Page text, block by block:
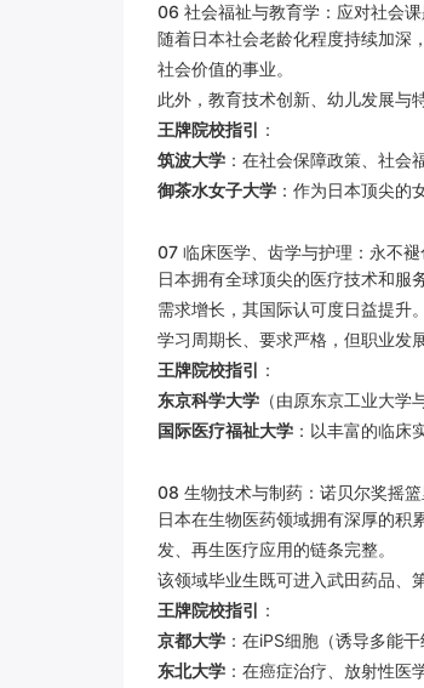
06 社会福祉与教育学：应对社会
随着日本社会老龄化程度持续加深
社会价值的事业。
此外，教育技术创新、幼儿发展与
王牌院校指引 ：
筑波大学 ：在社会保障政策、社会
御茶水女子大学 ：作为日本顶尖的
07 临床医学、齿学与护理：永不褪
日本拥有全球顶尖的医疗技术和服
需求增长，其国际认可度日益提升。
学习周期长、要求严格，但职业发
王牌院校指引 ：
东京科学大学 （由原东京工业大
国际医疗福祉大学 ：以丰富的临床
08 生物技术与制药：诺贝尔奖摇
日本在生物医药领域拥有深厚的积
发、再生医疗应用的链条完整。
该领域毕业生既可进入武田药品、
王牌院校指引 ：
京都大学 ：在iPS细胞（诱导多能
东北大学 ：在癌症治疗、放射性医